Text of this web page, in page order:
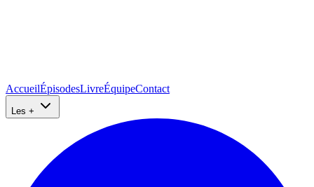
AccueilÉpisodesLivreÉquipeContact
Les +